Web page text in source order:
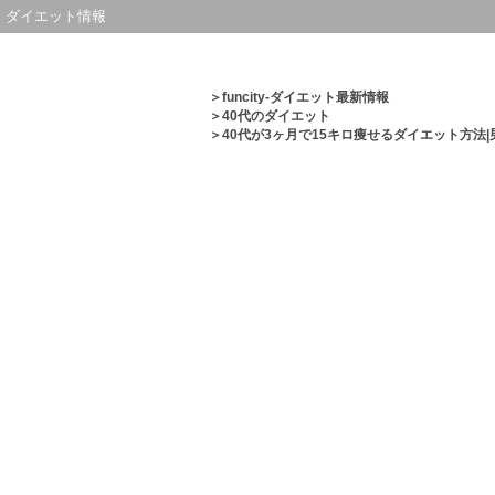
ダイエット情報
＞funcity-ダイエット最新情報
＞40代のダイエット
＞40代が3ヶ月で15キロ痩せるダイエット方法|